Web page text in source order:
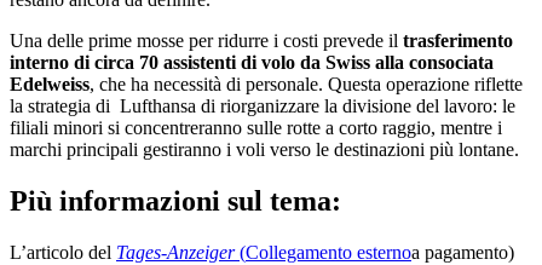
Una delle prime mosse per ridurre i costi prevede il trasferimento
interno di circa 70 assistenti di volo da Swiss alla consociata
Edelweiss, che ha necessità di personale. Questa operazione riflette
la strategia di Lufthansa di riorganizzare la divisione del lavoro: le
filiali minori si concentreranno sulle rotte a corto raggio, mentre i
marchi principali gestiranno i voli verso le destinazioni più lontane.
Più informazioni sul tema:
L’articolo del Tages-Anzeiger(Collegamento esternoa pagamento)